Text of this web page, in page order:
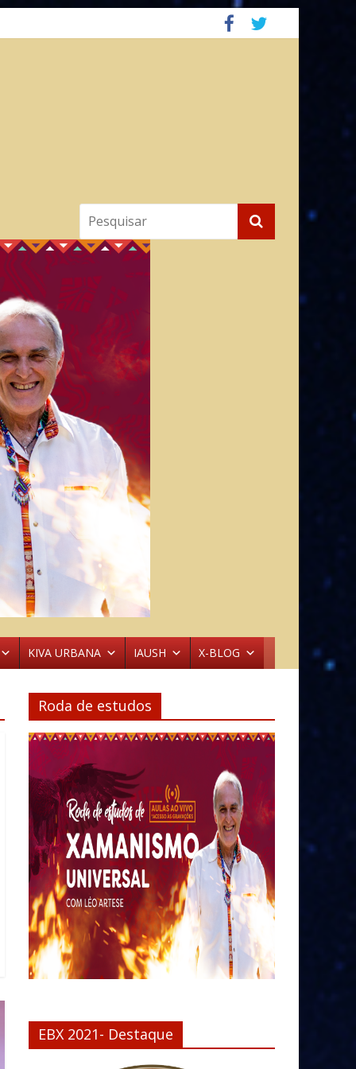
KIVA URBANA IAUSH X-BLOG
Roda de estudos
EBX 2021- Destaque